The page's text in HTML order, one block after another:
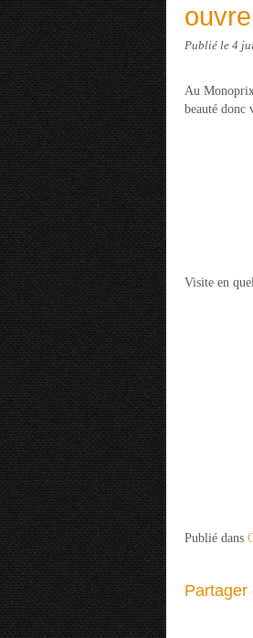
Publié le 4
Au
beauté donc
Visite en
Publié dans
Partager